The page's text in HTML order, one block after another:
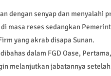
dengan senyap dan menyalahi
di masa reses sedangkan
yang akrab disapa Sunan.
dalam FGD Oase,
melanjutkan jabatannya